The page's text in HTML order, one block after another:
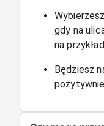
gdy na
na
Będziesz